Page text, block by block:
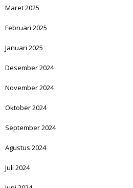
Maret 2025
Februari 2025
Januari 2025
Desember 2024
November 2024
Oktober 2024
September 2024
Agustus 2024
Juli 2024